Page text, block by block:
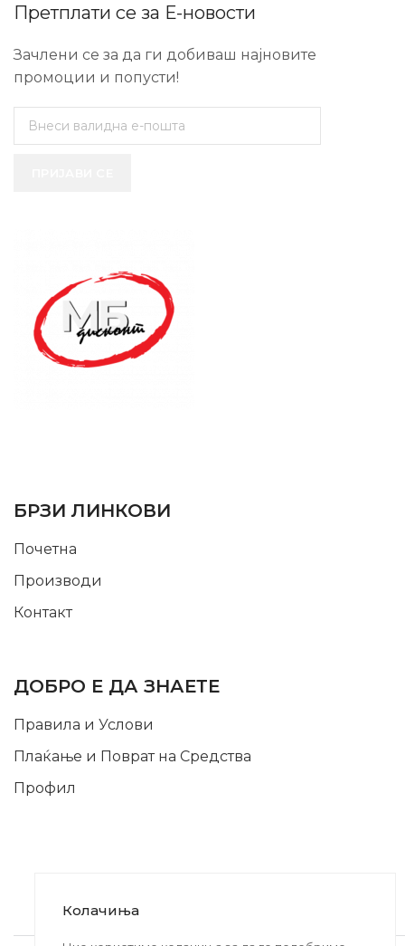
Претплати се за Е-новости
Зачлени се за да ги добиваш најновите
промоции и попусти!
БРЗИ ЛИНКОВИ
Почетна
Производи
Контакт
ДОБРО Е ДА ЗНАЕТЕ
Правила и Услови
Плаќање и Поврат на Средства
Профил
Колачиња